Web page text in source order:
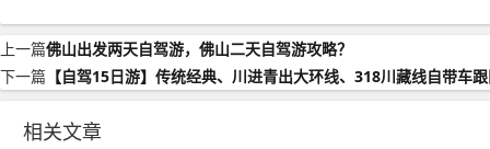
上一篇佛山出发两天自驾游，佛山二天自驾游攻略？
下一篇 【自驾15日游】传统经典、川进青出大环线、318川藏线自带车
相关文章